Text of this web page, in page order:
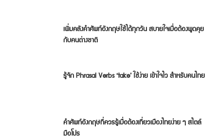
เพิ่มคลังคำศัพท์อังกฤษใช้ได้ทุกวัน สบายใจเมื่อต้องพูดคุย
กับคนต่างชาติ
รู้จัก Phrasal Verbs ‘take’ ใช้ง่าย เข้าใจไว สำหรับคนไทย
คำศัพท์อังกฤษที่ควรรู้เมื่อต้องเที่ยวเมืองไทยง่าย ๆ สไตล์
มือโปร